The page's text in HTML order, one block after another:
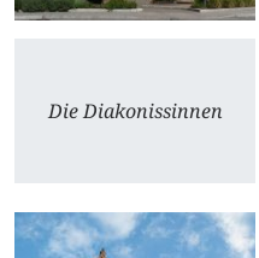
Die Diakonissinnen